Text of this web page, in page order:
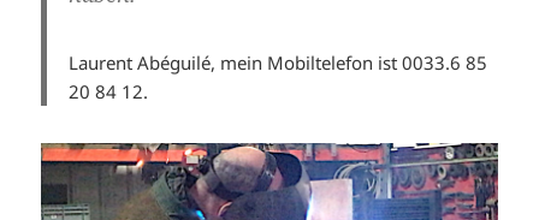
Laurent Abéguilé, mein Mobiltelefon ist 0033.6 85
20 84 12.